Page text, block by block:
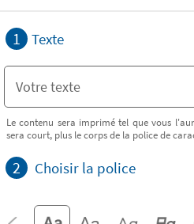
1 Texte
Le contenu sera imprimé tel que vous
sera court, plus le corps de la police de
2 Choisir la police